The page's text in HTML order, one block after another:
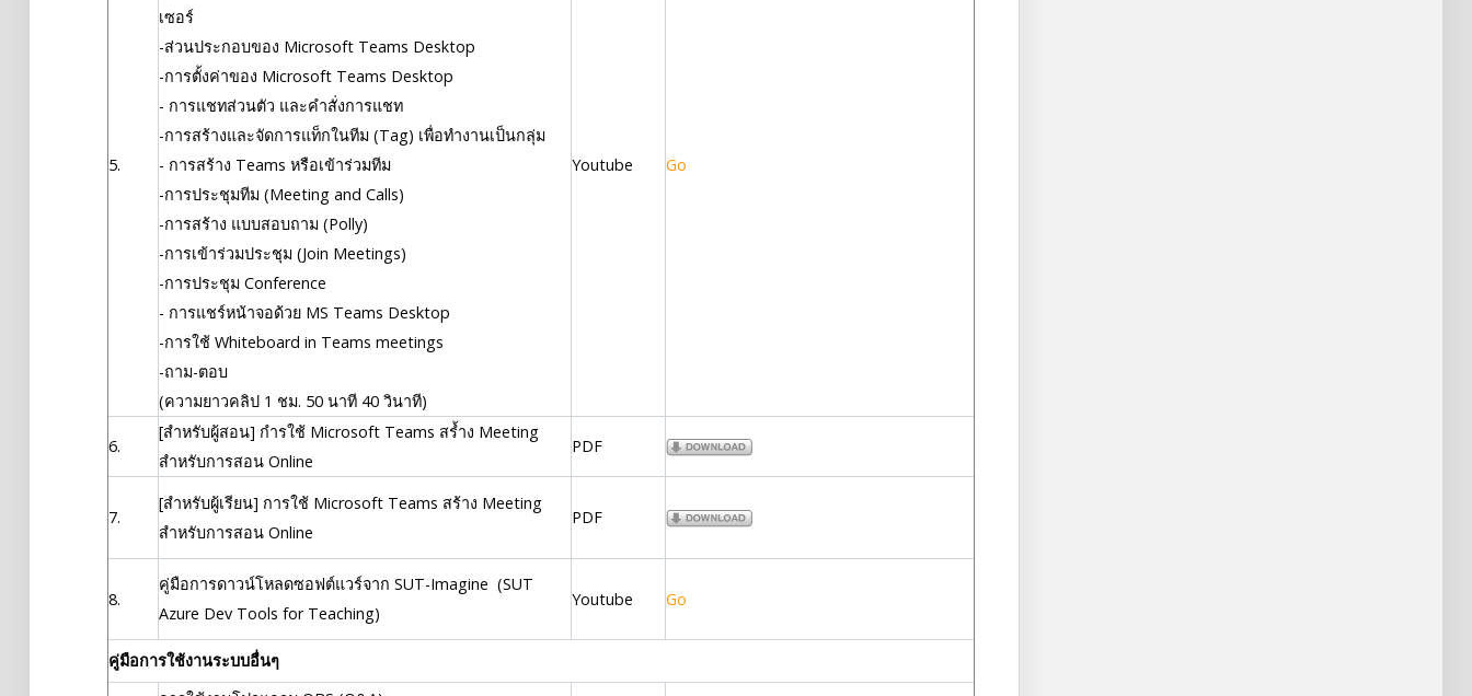
5.
เซอร์
-ส่วนประกอบของ Microsoft Teams Desktop
-การตั้งค่าของ Microsoft Teams Desktop
- การแชทส่วนตัว และคำสั่งการแชท
-การสร้างและจัดการแท็กในทีม (Tag) เพื่อทำงานเป็นกลุ่ม
- การสร้าง Teams หรือเข้าร่วมทีม
-การประชุมทีม (Meeting and Calls)
-การสร้าง แบบสอบถาม (Polly)
-การเข้าร่วมประชุม (Join Meetings)
-การประชุม Conference
- การแชร์หน้าจอด้วย MS Teams Desktop
-การใช้ Whiteboard in Teams meetings
-ถาม-ตอบ
(ความยาวคลิป 1 ชม. 50 นาที 40 วินาที)
Youtube Go
6.
[สำหรับผู้สอน] กำรใช้ Microsoft Teams สร้ำง Meeting
สำหรับการสอน Online
PDF
7.
[สำหรับผู้เรียน] การใช้ Microsoft Teams สร้าง Meeting
สำหรับการสอน Online
PDF
8.
คู่มือการดาวน์โหลดซอฟต์แวร์จาก SUT-Imagine (SUT
Azure Dev Tools for Teaching)
Youtube Go
คู่มือการใช้งานระบบอื่นๆ